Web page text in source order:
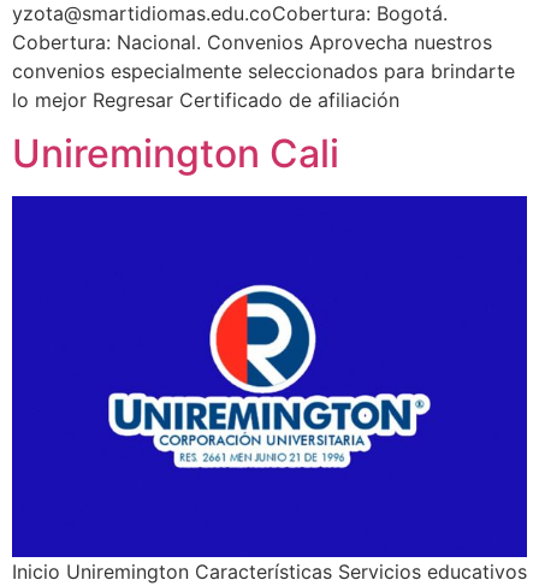
yzota@smartidiomas.edu.coCobertura: Bogotá.
Cobertura: Nacional. Convenios Aprovecha nuestros
convenios especialmente seleccionados para brindarte
lo mejor Regresar Certificado de afiliación
Uniremington Cali
Inicio Uniremington Características Servicios educativos